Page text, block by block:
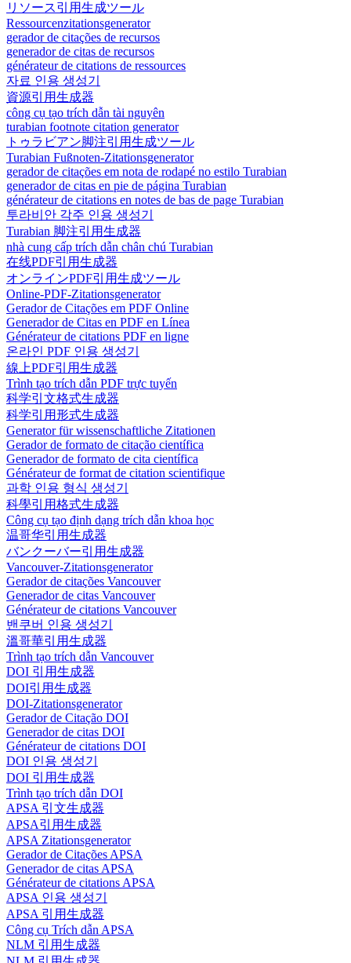
リソース引用生成ツール
Ressourcenzitationsgenerator
gerador de citações de recursos
generador de citas de recursos
générateur de citations de ressources
자료 인용 생성기
資源引用生成器
công cụ tạo trích dẫn tài nguyên
turabian footnote citation generator
トゥラビアン脚注引用生成ツール
Turabian Fußnoten-Zitationsgenerator
gerador de citações em nota de rodapé no estilo Turabian
generador de citas en pie de página Turabian
générateur de citations en notes de bas de page Turabian
투라비안 각주 인용 생성기
Turabian 脚注引用生成器
nhà cung cấp trích dẫn chân chú Turabian
在线PDF引用生成器
オンラインPDF引用生成ツール
Online-PDF-Zitationsgenerator
Gerador de Citações em PDF Online
Generador de Citas en PDF en Línea
Générateur de citations PDF en ligne
온라인 PDF 인용 생성기
線上PDF引用生成器
Trình tạo trích dẫn PDF trực tuyến
科学引文格式生成器
科学引用形式生成器
Generator für wissenschaftliche Zitationen
Gerador de formato de citação científica
Generador de formato de cita científica
Générateur de format de citation scientifique
과학 인용 형식 생성기
科學引用格式生成器
Công cụ tạo định dạng trích dẫn khoa học
温哥华引用生成器
バンクーバー引用生成器
Vancouver-Zitationsgenerator
Gerador de citações Vancouver
Generador de citas Vancouver
Générateur de citations Vancouver
밴쿠버 인용 생성기
溫哥華引用生成器
Trình tạo trích dẫn Vancouver
DOI 引用生成器
DOI引用生成器
DOI-Zitationsgenerator
Gerador de Citação DOI
Generador de citas DOI
Générateur de citations DOI
DOI 인용 생성기
DOI 引用生成器
Trình tạo trích dẫn DOI
APSA 引文生成器
APSA引用生成器
APSA Zitationsgenerator
Gerador de Citações APSA
Generador de citas APSA
Générateur de citations APSA
APSA 인용 생성기
APSA 引用生成器
Công cụ Trích dẫn APSA
NLM 引用生成器